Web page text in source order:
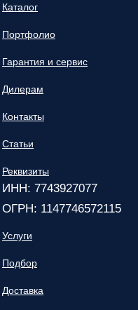
Каталог
Портфолио
Гарантия и сервис
Дилерам
Контакты
Статьи
Реквизиты
ИНН: 7743927077
ОГРН: 1147746572115
Услуги
Подбор
Доставка